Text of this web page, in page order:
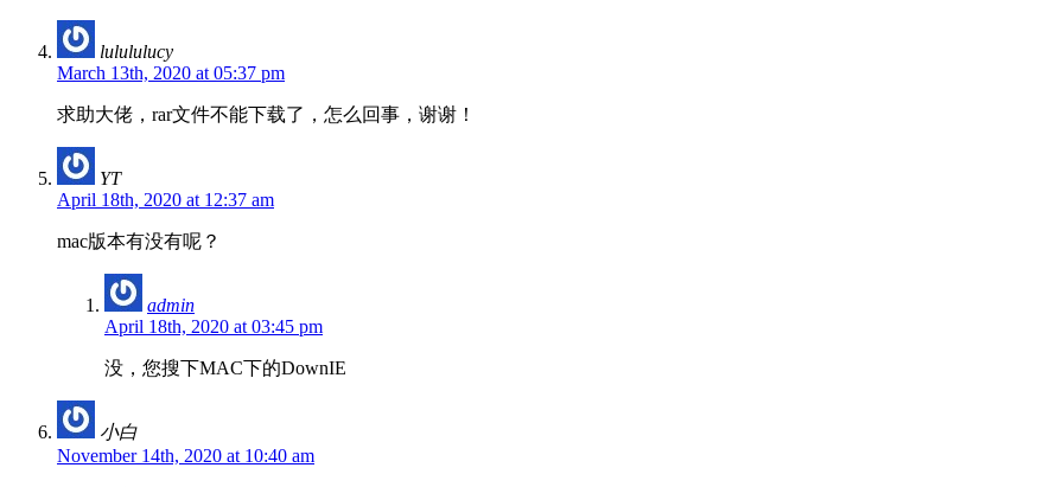
lulululucy
March 13th, 2020 at 05:37 pm
求助大佬，rar文件不能下载了，怎么回事，谢谢！
YT
April 18th, 2020 at 12:37 am
mac版本有没有呢？
admin
April 18th, 2020 at 03:45 pm
没，您搜下MAC下的DownIE
小白
November 14th, 2020 at 10:40 am